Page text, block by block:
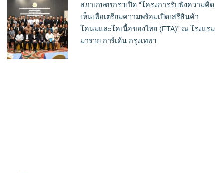
สภาเกษตรกรฯเปิด “โครงการรับฟังความคิด
เห็นเพื่อเตรียมความพร้อมเปิดเสรีสินค้า
โคนมและโคเนื้อของไทย (FTA)” ณ โรงแรม
มารวย การ์เด้น กรุงเทพฯ